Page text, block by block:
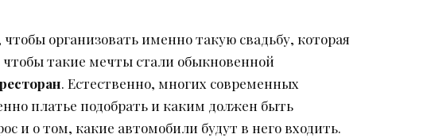
организовать именно такую свадьбу, которая
чтобы такие мечты стали обыкновенной
. Естественно, многих современных
платье подобрать и каким должен быть
и о том, какие автомобили будут в него входить.